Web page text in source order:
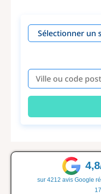
sur 4212 avis Google